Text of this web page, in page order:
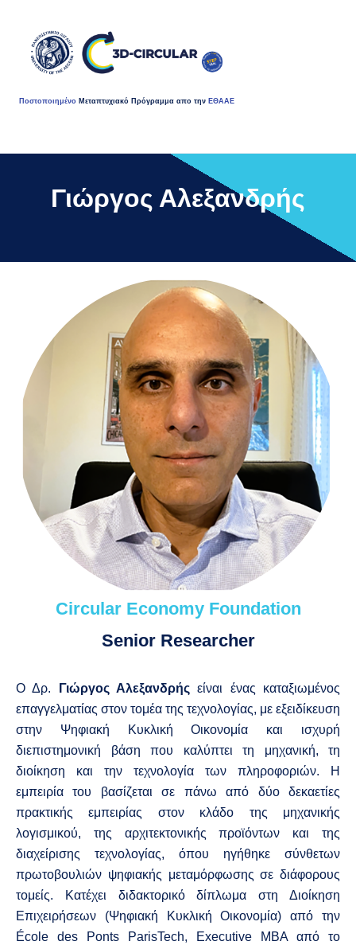
Ποστοποιημένο Μεταπτυχιακό Πρόγραμμα απο την ΕΘΑΑΕ
Γιώργος Αλεξανδρής
Circular Economy Foundation
Senior Researcher
Ο Δρ. Γιώργος Αλεξανδρής είναι ένας καταξιωμένος
επαγγελματίας στον τομέα της τεχνολογίας, με εξειδίκευση
στην Ψηφιακή Κυκλική Οικονομία και ισχυρή
διεπιστημονική βάση που καλύπτει τη μηχανική, τη
διοίκηση και την τεχνολογία των πληροφοριών. Η
εμπειρία του βασίζεται σε πάνω από δύο δεκαετίες
πρακτικής εμπειρίας στον κλάδο της μηχανικής
λογισμικού, της αρχιτεκτονικής προϊόντων και της
διαχείρισης τεχνολογίας, όπου ηγήθηκε σύνθετων
πρωτοβουλιών ψηφιακής μεταμόρφωσης σε διάφορους
τομείς. Κατέχει διδακτορικό δίπλωμα στη Διοίκηση
Επιχειρήσεων (Ψηφιακή Κυκλική Οικονομία) από την
École des Ponts ParisTech, Executive MBA από το